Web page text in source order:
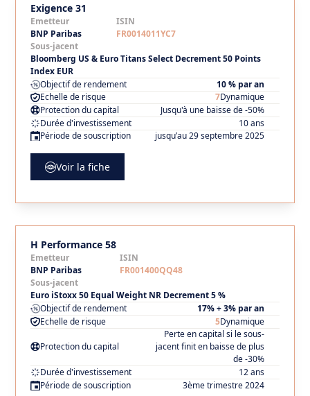
Exigence 31
Emetteur
BNP Paribas
ISIN
FR0014011YC7
Sous-jacent
Bloomberg US & Euro Titans Select Decrement 50 Points
Index EUR
Objectif de rendement
10 % par an
Echelle de risque
7Dynamique
Protection du capital
Jusqu'à une baisse de -50%
Durée d'investissement
10 ans
Période de souscription
jusqu’au 29 septembre 2025
Voir la fiche
H Performance 58
Emetteur
BNP Paribas
ISIN
FR001400QQ48
Sous-jacent
Euro iStoxx 50 Equal Weight NR Decrement 5 %
Objectif de rendement
17% + 3% par an
Echelle de risque
5Dynamique
Protection du capital
Perte en capital si le sous-
jacent finit en baisse de plus
de -30%
Durée d'investissement
12 ans
Période de souscription
3ème trimestre 2024